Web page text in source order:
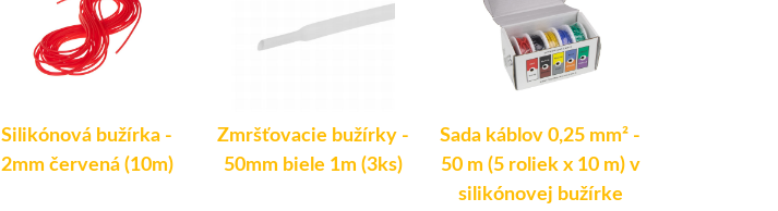
Silikónová bužírka -
2mm červená (10m)
Zmršťovacie bužírky -
50mm biele 1m (3ks)
Sada káblov 0,25 mm² -
50 m (5 roliek x 10 m) v
silikónovej bužírke